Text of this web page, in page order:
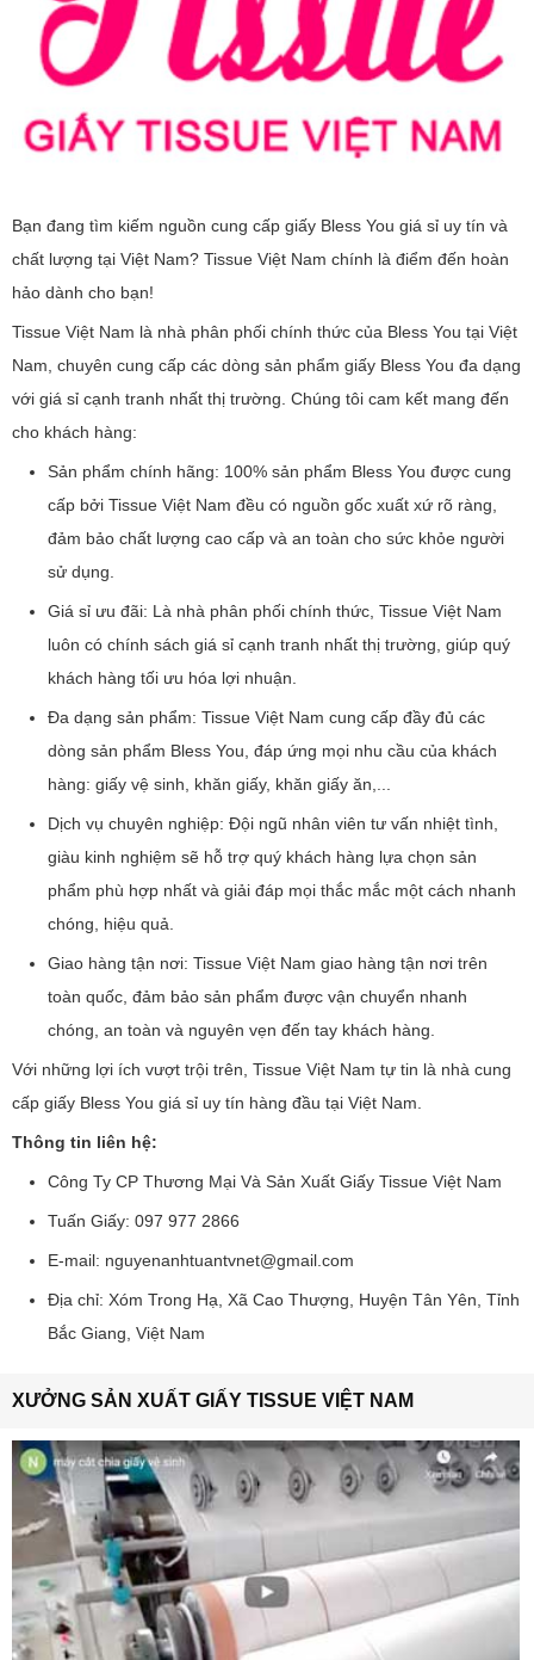
Bạn đang tìm kiếm nguồn cung cấp giấy Bless You giá sỉ uy tín và
chất lượng tại Việt Nam? Tissue Việt Nam chính là điểm đến hoàn
hảo dành cho bạn!
Tissue Việt Nam là nhà phân phối chính thức của Bless You tại Việt
Nam, chuyên cung cấp các dòng sản phẩm giấy Bless You đa dạng
với giá sỉ cạnh tranh nhất thị trường. Chúng tôi cam kết mang đến
cho khách hàng:
Sản phẩm chính hãng: 100% sản phẩm Bless You được cung
cấp bởi Tissue Việt Nam đều có nguồn gốc xuất xứ rõ ràng,
đảm bảo chất lượng cao cấp và an toàn cho sức khỏe người
sử dụng.
Giá sỉ ưu đãi: Là nhà phân phối chính thức, Tissue Việt Nam
luôn có chính sách giá sỉ cạnh tranh nhất thị trường, giúp quý
khách hàng tối ưu hóa lợi nhuận.
Đa dạng sản phẩm: Tissue Việt Nam cung cấp đầy đủ các
dòng sản phẩm Bless You, đáp ứng mọi nhu cầu của khách
hàng: giấy vệ sinh, khăn giấy, khăn giấy ăn,...
Dịch vụ chuyên nghiệp: Đội ngũ nhân viên tư vấn nhiệt tình,
giàu kinh nghiệm sẽ hỗ trợ quý khách hàng lựa chọn sản
phẩm phù hợp nhất và giải đáp mọi thắc mắc một cách nhanh
chóng, hiệu quả.
Giao hàng tận nơi: Tissue Việt Nam giao hàng tận nơi trên
toàn quốc, đảm bảo sản phẩm được vận chuyển nhanh
chóng, an toàn và nguyên vẹn đến tay khách hàng.
Với những lợi ích vượt trội trên, Tissue Việt Nam tự tin là nhà cung
cấp giấy Bless You giá sỉ uy tín hàng đầu tại Việt Nam.
Thông tin liên hệ:
Công Ty CP Thương Mại Và Sản Xuất Giấy Tissue Việt Nam
Tuấn Giấy: 097 977 2866
E-mail: nguyenanhtuantvnet@gmail.com
Địa chỉ: Xóm Trong Hạ, Xã Cao Thượng, Huyện Tân Yên, Tỉnh
Bắc Giang, Việt Nam
XƯỞNG SẢN XUẤT GIẤY TISSUE VIỆT NAM